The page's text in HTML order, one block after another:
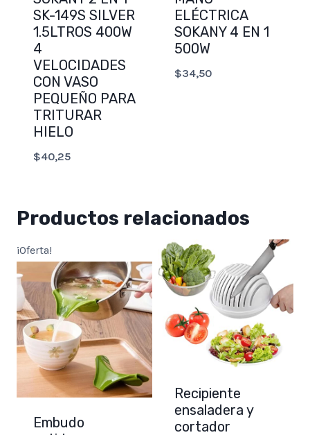
SK-149S SILVER
1.5LTROS 400W
4
VELOCIDADES
CON VASO
PEQUEÑO PARA
TRITURAR
HIELO
$40,25
ELÉCTRICA
SOKANY 4 EN 1
500W
$34,50
Productos relacionados
¡Oferta!
Embudo
Recipiente
ensaladera y
cortador